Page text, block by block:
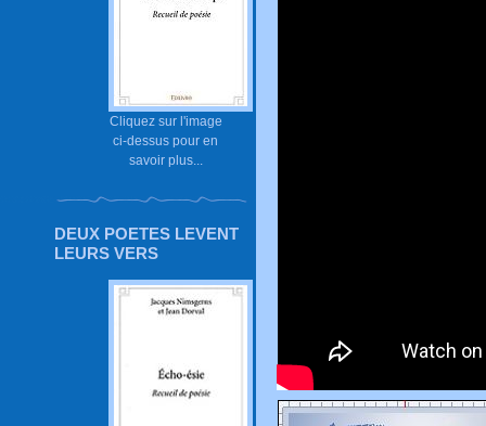
Cliquez sur l'image
ci-dessus pour en
savoir plus...
DEUX POETES LEVENT
LEURS VERS